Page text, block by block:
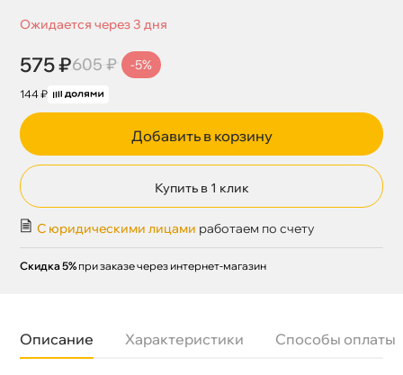
Ожидается через 3 дня
575 ₽605 ₽ -5%
144 ₽
Добавить в корзину
Купить в 1 клик
С юридическими лицами работаем по счету
Скидка 5% при заказе через интернет-магазин
Описание Характеристики Способы оплаты